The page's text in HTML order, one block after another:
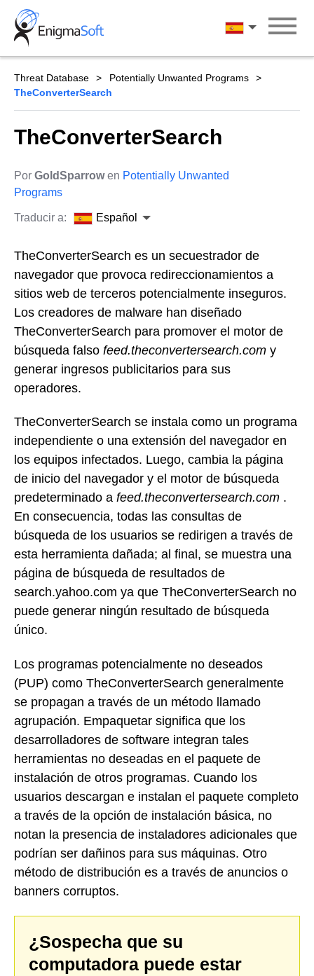
Skip
content
Español
Threat Database
Potentially Unwanted Programs
TheConverterSearch
TheConverterSearch
Por GoldSparrowen Potentially Unwanted
Programs
Traducir a: Español
TheConverterSearch es un secuestrador de
navegador que provoca redireccionamientos a
sitios web de terceros potencialmente inseguros.
Los creadores de malware han diseñado
TheConverterSearch para promover el motor de
búsqueda falso feed.theconvertersearch.com y
generar ingresos publicitarios para sus
operadores.
TheConverterSearch se instala como un programa
independiente o una extensión del navegador en
los equipos infectados. Luego, cambia la página
de inicio del navegador y el motor de búsqueda
predeterminado a feed.theconvertersearch.com .
En consecuencia, todas las consultas de
búsqueda de los usuarios se redirigen a través de
esta herramienta dañada; al final, se muestra una
página de búsqueda de resultados de
search.yahoo.com ya que TheConverterSearch no
puede generar ningún resultado de búsqueda
único.
Los programas potencialmente no deseados
(PUP) como TheConverterSearch generalmente
se propagan a través de un método llamado
agrupación. Empaquetar significa que los
desarrolladores de software integran tales
herramientas no deseadas en el paquete de
instalación de otros programas. Cuando los
usuarios descargan e instalan el paquete completo
a través de la opción de instalación básica, no
notan la presencia de instaladores adicionales que
podrían ser dañinos para sus máquinas. Otro
método de distribución es a través de anuncios o
banners corruptos.
¿Sospecha que su
computadora puede estar